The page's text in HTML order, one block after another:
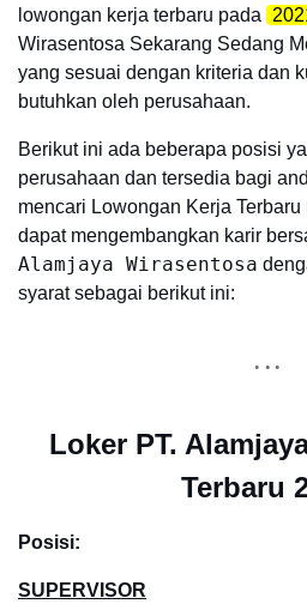
lowongan kerja terbaru pada
Wirasentosa Sekarang Sedang
yang sesuai dengan kriteria dan
butuhkan oleh perusahaan.
Berikut ini ada beberapa posisi
perusahaan dan tersedia bagi
mencari Lowongan Kerja
dapat mengembangkan karir
Alamjaya Wirasentosa
syarat sebagai berikut ini:
Loker PT.
Terbaru
Posisi:
SUPERVISOR